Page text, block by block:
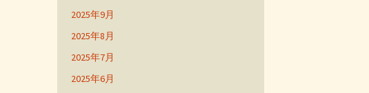
2025年9月
2025年8月
2025年7月
2025年6月